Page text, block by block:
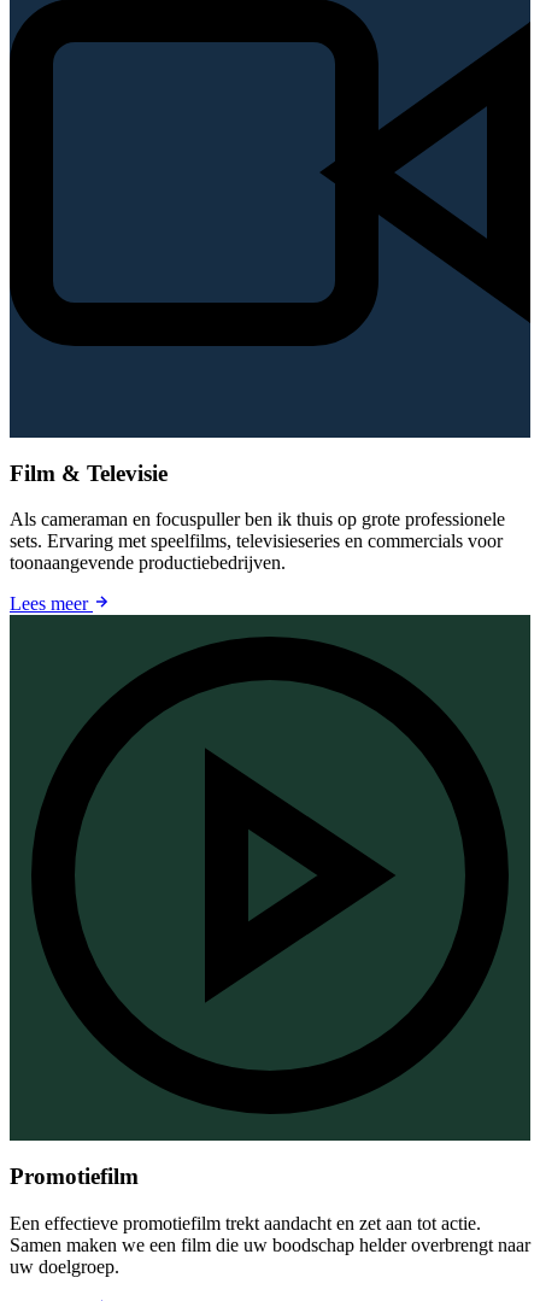
Film & Televisie
Als cameraman en focuspuller ben ik thuis op grote professionele
sets. Ervaring met speelfilms, televisieseries en commercials voor
toonaangevende productiebedrijven.
Lees meer
Promotiefilm
Een effectieve promotiefilm trekt aandacht en zet aan tot actie.
Samen maken we een film die uw boodschap helder overbrengt naar
uw doelgroep.